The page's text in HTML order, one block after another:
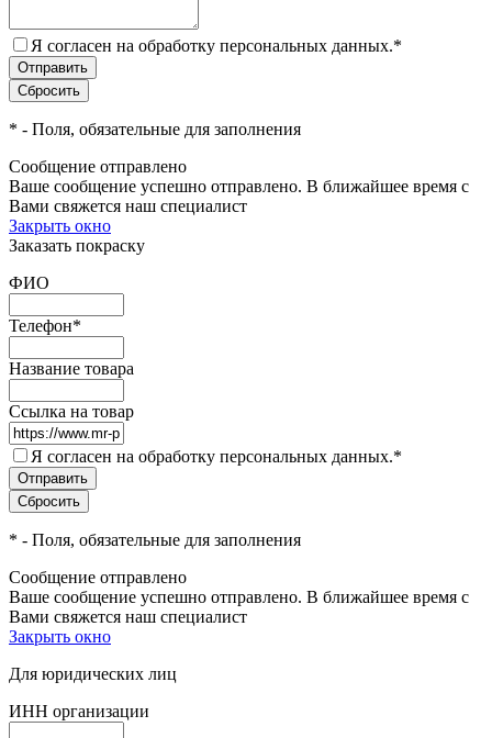
Я согласен на обработку персональных данных.*
* - Поля, обязательные для заполнения
Сообщение отправлено
Ваше сообщение успешно отправлено. В ближайшее время с
Вами свяжется наш специалист
Закрыть окно
Заказать покраску
ФИО
Телефон*
Название товара
Ссылка на товар
Я согласен на обработку персональных данных.*
* - Поля, обязательные для заполнения
Сообщение отправлено
Ваше сообщение успешно отправлено. В ближайшее время с
Вами свяжется наш специалист
Закрыть окно
Для юридических лиц
ИНН организации